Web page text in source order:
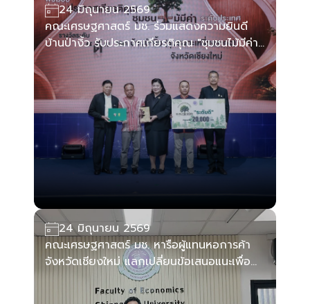
24 มิถุนายน 2569
คณะเศรษฐศาสตร์ มช. ร่วมแสดงความยินดี
บ้านป่างิ้ว รับประกาศเกียรติคุณ "ชุมชนไม้มีค่า"
ระดับประเทศ ประจำปี 2569
24 มิถุนายน 2569
คณะเศรษฐศาสตร์ มช. หารือผู้แทนหอการค้า
จังหวัดเชียงใหม่ แลกเปลี่ยนข้อเสนอแนะเพื่อ
พัฒนาหลักสูตรบูรณาการใหม่ ตอบโจทย์ภาค
ธุรกิจและสังคม